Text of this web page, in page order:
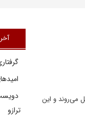
می‌روند و این
ترازو